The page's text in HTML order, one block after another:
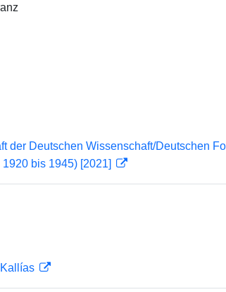
der Deutschen Wissenschaft/Deutschen
bis 1945) [2021]